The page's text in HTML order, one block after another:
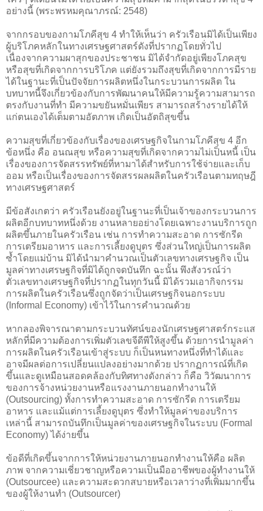
อย่างนี้ (พระพรหมคุณาภรณ์: 2548)
จากกรอบของกามโภคีสุข 4 ทำให้เห็นว่า ครัวเรือนมิได้เป็นเพียง
ผู้บริโภคหลักในทางเศรษฐศาสตร์ดังที่ปรากฏโดยทั่วไป
เนื่องจากความผาสุกของประชาชน มิได้จำกัดอยู่เพียงโภคสุข
หรือสุขที่เกิดจากการบริโภค แต่ยังรวมถึงสุขที่เกิดจากการมีราย
ได้ในฐานะที่เป็นปัจจัยการผลิตหนึ่งในกระบวนการผลิต ใน
บทบาทนี้จึงเกี่ยวข้องกับการพัฒนาคนให้มีความรู้ความสามารถ
ตรงกับงานที่ทำ มีความขยันหมั่นเพียร สามารถสร้างรายได้ให้
แก่ตนเองได้เต็มตามอัตภาพ เกิดเป็นอัตถิสุขขึ้น
ความสุขที่เกี่ยวข้องกับเรื่องของเศรษฐกิจในกามโภคีสุข 4 อีก
ข้อหนึ่ง คือ อนณสุข หรือความสุขที่เกิดจากความไม่เป็นหนี้ เป็น
เรื่องของการจัดสรรทรัพย์ที่หามาได้สำหรับการใช้จ่ายและเก็บ
ออม หรือเป็นเรื่องของการจัดสรรผลผลิตในครัวเรือนตามทฤษฎี
ทางเศรษฐศาสตร์
มีข้อสังเกตว่า ครัวเรือนยังอยู่ในฐานะที่เป็นเจ้าของกระบวนการ
ผลิตอีกบทบาทหนึ่งด้วย งานหลายอย่างโดยเฉพาะงานบริการถูก
ผลิตขึ้นภายในครัวเรือน เช่น การทำความสะอาด การซักรีด
การเตรียมอาหาร และการเลี้ยงดูบุตร ซึ่งส่วนใหญ่เป็นการผลิต
ซ้ำโดยแม่บ้าน มิได้นำมาคำนวณเป็นตัวเลขทางเศรษฐกิจ เป็น
มูลค่าทางเศรษฐกิจที่มิได้ถูกจดบันทึก ฉะนั้น พึงสังวรณ์ว่า
ตัวเลขทางเศรษฐกิจที่ปรากฏในทุกวันนี้ มิได้รวมเอากิจกรรม
การผลิตในครัวเรือนซึ่งถูกจัดว่าเป็นเศรษฐกิจนอกระบบ
(Informal Economy) เข้าไว้ในการคำนวณด้วย
หากลองพิจารณาตามกระบวนทัศน์ของนักเศรษฐศาสตร์กระแส
หลักที่มีความต้องการเพิ่มตัวเลขจีดีพีให้สูงขึ้น ด้วยการนำมูลค่า
การผลิตในครัวเรือนเข้าสู่ระบบ ก็เป็นหนทางหนึ่งที่ทำได้และ
อาจมีผลต่อการเปลี่ยนแปลงอย่างมากด้วย ปรากฏการณ์ที่เกิด
ขึ้นและดูเหมือนสอดคล้องกับทิศทางดังกล่าว ก็คือ วิวัฒนาการ
ของการจ้างหน่วยงานหรือแรงงานภายนอกทำงานให้
(Outsourcing) ทั้งการทำความสะอาด การซักรีด การเตรียม
อาหาร และแม้แต่การเลี้ยงดูบุตร ซึ่งทำให้มูลค่าของบริการ
เหล่านี้ สามารถบันทึกเป็นมูลค่าของเศรษฐกิจในระบบ (Formal
Economy) ได้ง่ายขึ้น
ข้อดีที่เกิดขึ้นจากการให้หน่วยงานภายนอกทำงานให้คือ ผลิต
ภาพ จากความเชี่ยวชาญหรือความเป็นมืออาชีพของผู้ทำงานให้
(Outsourcee) และความสะดวกสบายหรือเวลาว่างที่เพิ่มมากขึ้น
ของผู้ให้งานทำ (Outsourcer)